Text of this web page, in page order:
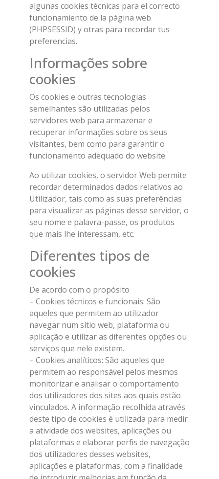
algunas cookies técnicas para el correcto
funcionamiento de la página web
(PHPSESSID) y otras para recordar tus
preferencias.
Informações sobre
cookies
Os cookies e outras tecnologias
semelhantes são utilizadas pelos
servidores web para armazenar e
recuperar informações sobre os seus
visitantes, bem como para garantir o
funcionamento adequado do website.
Ao utilizar cookies, o servidor Web permite
recordar determinados dados relativos ao
Utilizador, tais como as suas preferências
para visualizar as páginas desse servidor, o
seu nome e palavra-passe, os produtos
que mais lhe interessam, etc.
Diferentes tipos de
cookies
De acordo com o propósito
– Cookies técnicos e funcionais: São
aqueles que permitem ao utilizador
navegar num sítio web, plataforma ou
aplicação e utilizar as diferentes opções ou
serviços que nele existem.
– Cookies analíticos: São aqueles que
permitem ao responsável pelos mesmos
monitorizar e analisar o comportamento
dos utilizadores dos sites aos quais estão
vinculados. A informação recolhida através
deste tipo de cookies é utilizada para medir
a atividade dos websites, aplicações ou
plataformas e elaborar perfis de navegação
dos utilizadores desses websites,
aplicações e plataformas, com a finalidade